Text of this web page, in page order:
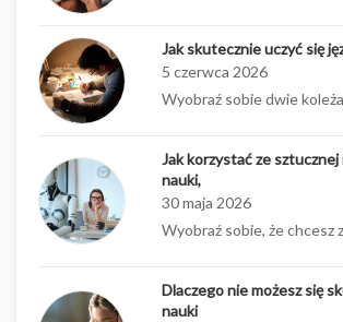
Jak skutecznie uczyć się
5 czerwca 2026
Wyobraź sobie dwie
Jak korzystać ze
nauki,
30 maja 2026
Wyobraź sobie, że chcesz
Dlaczego nie możesz się
nauki